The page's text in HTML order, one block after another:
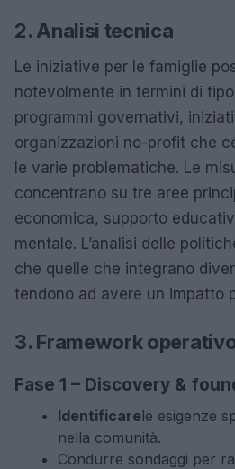
2. Analisi tecnica
Le iniziative per le famiglie
notevolmente in termini di
programmi governativi,
organizzazioni no-profit che
le varie problematiche. Le
concentrano su tre aree
economica, supporto
mentale. L’analisi delle
che quelle che integrano
tendono ad avere un impatto
3. Framework
Fase 1 – Discovery &
Identificarele esigenze
nella comunità.
Condurre sondaggi per